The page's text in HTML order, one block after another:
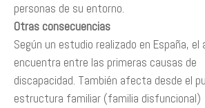
personas de su entorno.
Otras consecuencias
Según un estudio realizado en España, el
encuentra entre las primeras causas de
discapacidad. También afecta desde el
estructura familiar (familia disfuncional)